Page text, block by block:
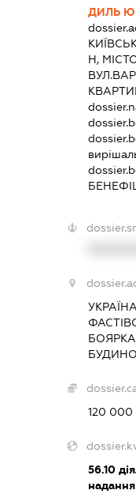
ДИЛЬ
Н,
120 000
56.10